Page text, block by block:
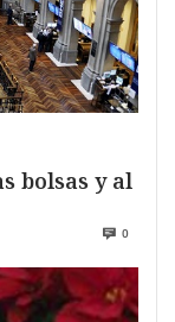
bolsas y al
0